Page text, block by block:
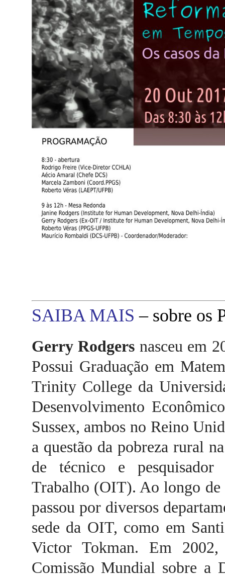
SAIBA MAIS – sobre os
Gerry Rodgers nasceu em
Possui Graduação em
Trinity College da
Desenvolvimento
Sussex, ambos no Reino
a questão da pobreza rural
de técnico e pesquisador
Trabalho (OIT). Ao longo de
passou por diversos
sede da OIT, como em
Victor Tokman. Em
Comissão Mundial sobre a